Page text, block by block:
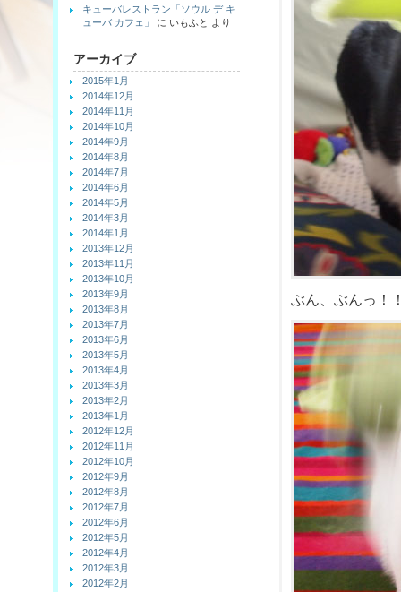
ぶん、ぶんっ！
キューバレストラン「ソウル デ キ
ューバ カフェ」
に いもふと より
アーカイブ
2015年1月
2014年12月
2014年11月
2014年10月
2014年9月
2014年8月
2014年7月
2014年6月
2014年5月
2014年3月
2014年1月
2013年12月
2013年11月
2013年10月
2013年9月
2013年8月
2013年7月
2013年6月
2013年5月
2013年4月
2013年3月
2013年2月
2013年1月
2012年12月
2012年11月
2012年10月
2012年9月
2012年8月
2012年7月
2012年6月
2012年5月
2012年4月
2012年3月
2012年2月